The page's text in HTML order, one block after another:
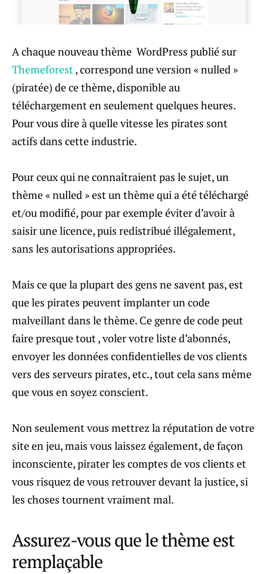
A chaque nouveau thème WordPress publié sur
Themeforest, correspond une version « nulled »
(piratée) de ce thème, disponible au
téléchargement en seulement quelques heures.
Pour vous dire à quelle vitesse les pirates sont
actifs dans cette industrie.
Pour ceux qui ne connaîtraient pas le sujet, un
thème « nulled » est un thème qui a été téléchargé
et/ou modifié, pour par exemple éviter d’avoir à
saisir une licence, puis redistribué illégalement,
sans les autorisations appropriées.
Mais ce que la plupart des gens ne savent pas, est
que les pirates peuvent implanter un code
malveillant dans le thème. Ce genre de code peut
faire presque tout , voler votre liste d’abonnés,
envoyer les données confidentielles de vos clients
vers des serveurs pirates, etc., tout cela sans même
que vous en soyez conscient.
Non seulement vous mettrez la réputation de votre
site en jeu, mais vous laissez également, de façon
inconsciente, pirater les comptes de vos clients et
vous risquez de vous retrouver devant la justice, si
les choses tournent vraiment mal.
Assurez-vous que le thème est
remplaçable